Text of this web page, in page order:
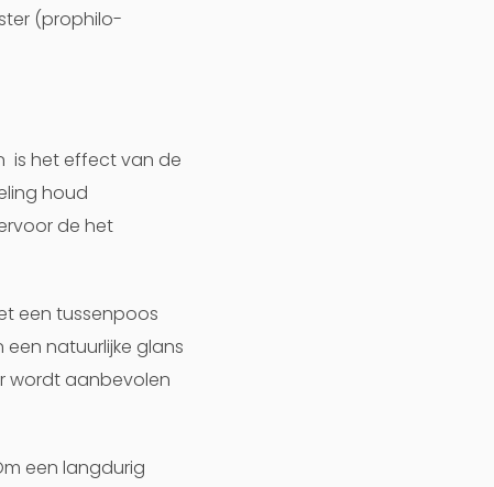
(prophilo-
is het effect van de
houd
de het
een tussenpoos
natuurlijke glans
wordt aanbevolen
een langdurig